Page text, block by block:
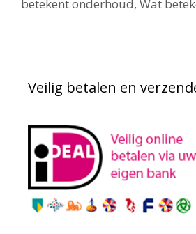
betekent onderhoud, Wat
Veilig betalen en